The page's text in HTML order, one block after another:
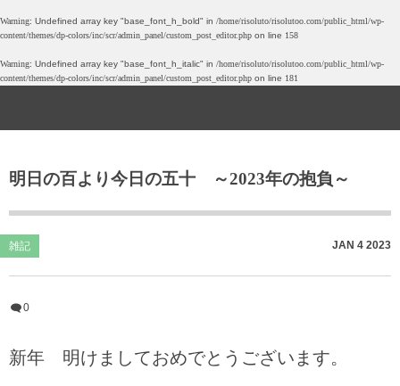
Warning: Undefined array key "base_font_h_bold" in /home/risoluto/risolutoo.com/public_html/wp-
content/themes/dp-colors/inc/scr/admin_panel/custom_post_editor.php on line 158
Warning: Undefined array key "base_font_h_italic" in /home/risoluto/risolutoo.com/public_html/wp-
content/themes/dp-colors/inc/scr/admin_panel/custom_post_editor.php on line 181
明日の百より今日の五十 ～2023年の抱負～
雑記 JAN 4 2023
0
新年 明けましておめでとうございます。
旧ブログrewrite
Private Gallery
ボードゲーム
雑記